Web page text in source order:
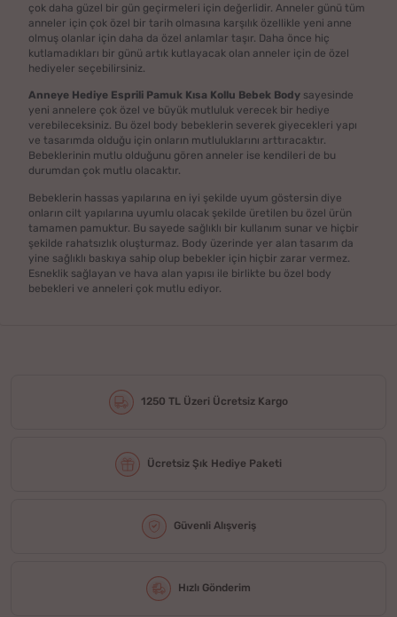
çok daha güzel bir gün geçirmeleri için değerlidir. Anneler günü tüm
anneler için çok özel bir tarih olmasına karşılık özellikle yeni anne
olmuş olanlar için daha da özel anlamlar taşır. Daha önce hiç
kutlamadıkları bir günü artık kutlayacak olan anneler için de özel
hediyeler seçebilirsiniz.
Anneye Hediye Esprili Pamuk Kısa Kollu Bebek Body sayesinde
yeni annelere çok özel ve büyük mutluluk verecek bir hediye
verebileceksiniz. Bu özel body bebeklerin severek giyecekleri yapı
ve tasarımda olduğu için onların mutluluklarını arttıracaktır.
Bebeklerinin mutlu olduğunu gören anneler ise kendileri de bu
durumdan çok mutlu olacaktır.
Bebeklerin hassas yapılarına en iyi şekilde uyum göstersin diye
onların cilt yapılarına uyumlu olacak şekilde üretilen bu özel ürün
tamamen pamuktur. Bu sayede sağlıklı bir kullanım sunar ve hiçbir
şekilde rahatsızlık oluşturmaz. Body üzerinde yer alan tasarım da
yine sağlıklı baskıya sahip olup bebekler için hiçbir zarar vermez.
Esneklik sağlayan ve hava alan yapısı ile birlikte bu özel body
bebekleri ve anneleri çok mutlu ediyor.
1250 TL Üzeri Ücretsiz Kargo
Ücretsiz Şık Hediye Paketi
Güvenli Alışveriş
Hızlı Gönderim